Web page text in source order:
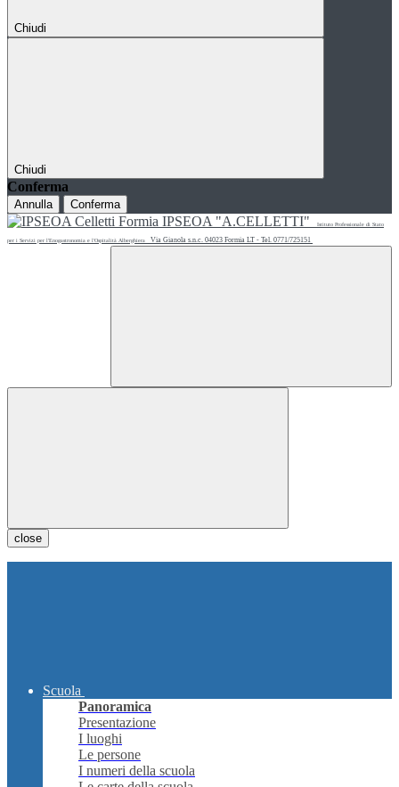
Chiudi
Chiudi
Conferma
Annulla Conferma
IPSEOA "A.CELLETTI" Istituto Professionale di Stato
per i Servizi per l'Enogastronomia e l'Ospitalità Alberghiera Via Gianola s.n.c. 04023 Formia LT - Tel. 0771/725151
close
Scuola
Panoramica
Presentazione
I luoghi
Le persone
I numeri della scuola